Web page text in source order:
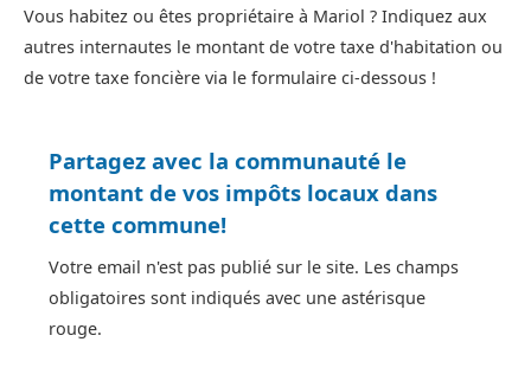
Vous habitez ou êtes propriétaire à Mariol ? Indiquez aux
autres internautes le montant de votre taxe d'habitation ou
de votre taxe foncière via le formulaire ci-dessous !
Partagez avec la communauté le
montant de vos impôts locaux dans
cette commune!
Votre email n'est pas publié sur le site. Les champs
obligatoires sont indiqués avec une astérisque
rouge.